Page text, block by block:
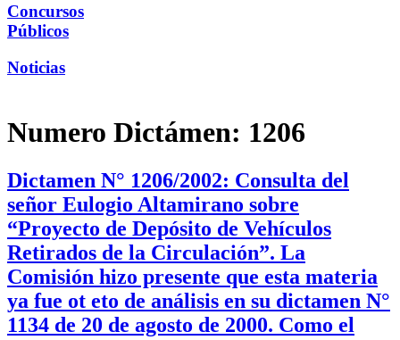
Concursos
Públicos
Noticias
Numero Dictámen: 1206
Dictamen N° 1206/2002: Consulta del
señor Eulogio Altamirano sobre
“Proyecto de Depósito de Vehículos
Retirados de la Circulación”. La
Comisión hizo presente que esta materia
ya fue ot eto de análisis en su dictamen N°
1134 de 20 de agosto de 2000. Como el